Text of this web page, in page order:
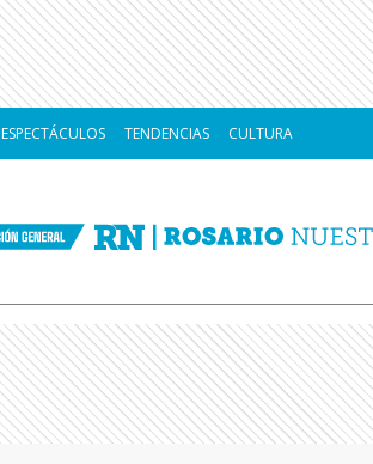
ESPECTÁCULOS TENDENCIAS CULTURA